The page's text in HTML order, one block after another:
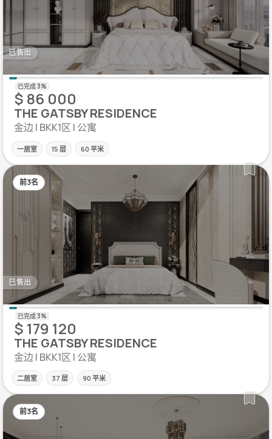
已售出
$ 86 000
THE GATSBY RESIDENCE
金边 | BKK1区 | 公寓
一居室 15 层 60 平米
前3名
已售出
$ 179 120
THE GATSBY RESIDENCE
金边 | BKK1区 | 公寓
二居室 37 层 90 平米
前3名